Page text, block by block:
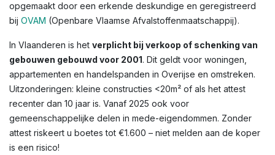
opgemaakt door een erkende deskundige en geregistreerd
bij OVAM (Openbare Vlaamse Afvalstoffenmaatschappij).
In Vlaanderen is het verplicht bij verkoop of schenking van
gebouwen gebouwd voor 2001. Dit geldt voor woningen,
appartementen en handelspanden in Overijse en omstreken.
Uitzonderingen: kleine constructies <20m² of als het attest
recenter dan 10 jaar is. Vanaf 2025 ook voor
gemeenschappelijke delen in mede-eigendommen. Zonder
attest riskeert u boetes tot €1.600 – niet melden aan de koper
is een risico!​